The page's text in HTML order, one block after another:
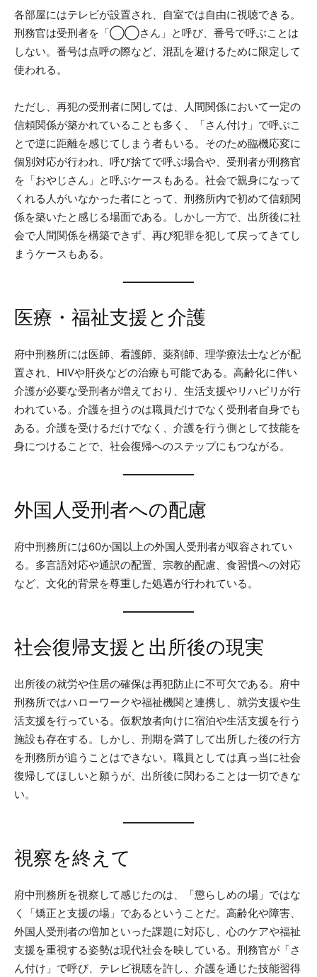
各部屋にはテレビが設置され、自室では自由に視聴できる。
刑務官は受刑者を「◯◯さん」と呼び、番号で呼ぶことは
しない。番号は点呼の際など、混乱を避けるために限定して
使われる。
ただし、再犯の受刑者に関しては、人間関係において一定の
信頼関係が築かれていることも多く、「さん付け」で呼ぶこ
とで逆に距離を感じてしまう者もいる。そのため臨機応変に
個別対応が行われ、呼び捨てで呼ぶ場合や、受刑者が刑務官
を「おやじさん」と呼ぶケースもある。社会で親身になって
くれる人がいなかった者にとって、刑務所内で初めて信頼関
係を築いたと感じる場面である。しかし一方で、出所後に社
会で人間関係を構築できず、再び犯罪を犯して戻ってきてし
まうケースもある。
医療・福祉支援と介護
府中刑務所には医師、看護師、薬剤師、理学療法士などが配
置され、HIVや肝炎などの治療も可能である。高齢化に伴い
介護が必要な受刑者が増えており、生活支援やリハビリが行
われている。介護を担うのは職員だけでなく受刑者自身でも
ある。介護を受けるだけでなく、介護を行う側として技能を
身につけることで、社会復帰へのステップにもつながる。
外国人受刑者への配慮
府中刑務所には60か国以上の外国人受刑者が収容されてい
る。多言語対応や通訳の配置、宗教的配慮、食習慣への対応
など、文化的背景を尊重した処遇が行われている。
社会復帰支援と出所後の現実
出所後の就労や住居の確保は再犯防止に不可欠である。府中
刑務所ではハローワークや福祉機関と連携し、就労支援や生
活支援を行っている。仮釈放者向けに宿泊や生活支援を行う
施設も存在する。しかし、刑期を満了して出所した後の行方
を刑務所が追うことはできない。職員としては真っ当に社会
復帰してほしいと願うが、出所後に関わることは一切できな
い。
視察を終えて
府中刑務所を視察して感じたのは、「懲らしめの場」ではな
く「矯正と支援の場」であるということだ。高齢化や障害、
外国人受刑者の増加といった課題に対応し、心のケアや福祉
支援を重視する姿勢は現代社会を映している。刑務官が「さ
ん付け」で呼び、テレビ視聴を許し、介護を通じた技能習得